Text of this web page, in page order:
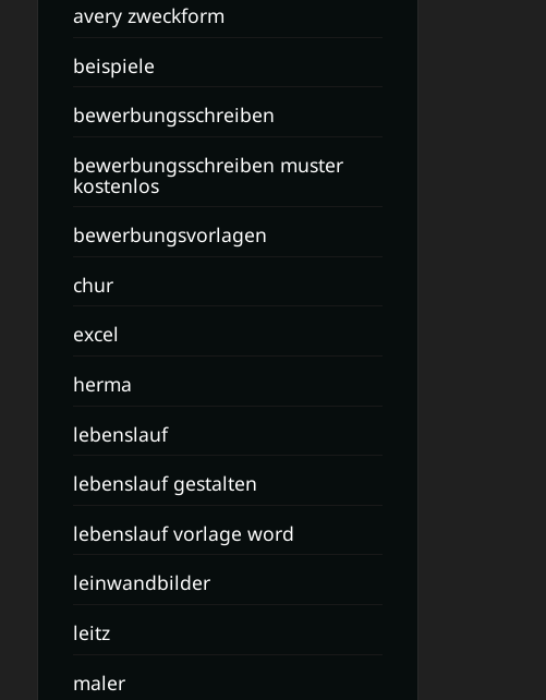
avery zweckform
beispiele
bewerbungsschreiben
bewerbungsschreiben muster
kostenlos
bewerbungsvorlagen
chur
excel
herma
lebenslauf
lebenslauf gestalten
lebenslauf vorlage word
leinwandbilder
leitz
maler